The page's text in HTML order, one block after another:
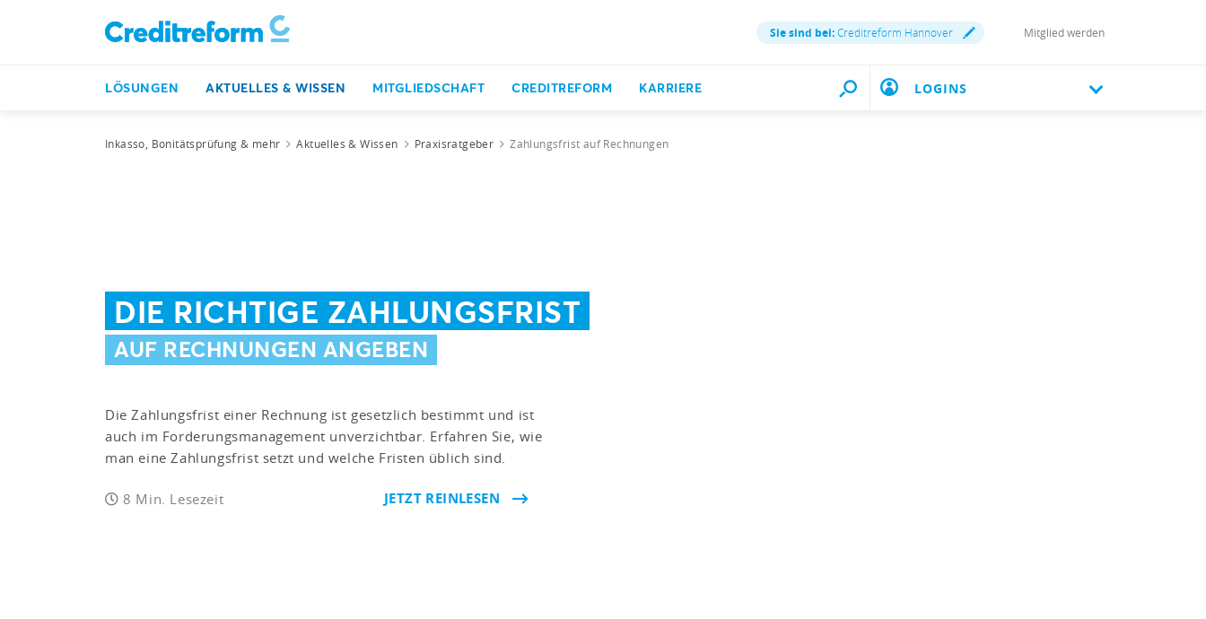
Sie sind bei:Creditreform Hannover Mitglied werden
LÖSUNGEN AKTUELLES & WISSEN MITGLIEDSCHAFT CREDITREFORM KARRIERE LOGINS
Inkasso, Bonitätsprüfung & mehr Aktuelles & Wissen Praxisratgeber Zahlungsfrist auf Rechnungen
DIE RICHTIGE ZAHLUNGSFRIST
AUF RECHNUNGEN ANGEBEN
Die Zahlungsfrist einer Rechnung ist gesetzlich bestimmt und ist
auch im Forderungsmanagement unverzichtbar. Erfahren Sie, wie
man eine Zahlungsfrist setzt und welche Fristen üblich sind.
8 Min. Lesezeit JETZT REINLESEN